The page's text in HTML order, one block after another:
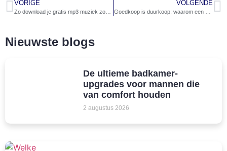
VORIGE VOLGENDE
Nieuwste blogs
De ultieme badkamer-
upgrades voor mannen die
van comfort houden
2 augustus 2026